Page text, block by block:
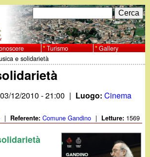
F
o
r
m
d
i
r
C
e
r
c
a
Turismo Gallery
e solidarietà
12/2010 - 21:00 | Luogo:Cinema
| Referente:Comune Gandino | Letture: 1569